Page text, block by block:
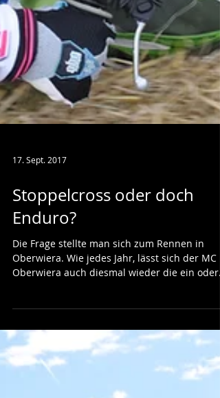
17. Sept. 2017
Stoppelcross oder doch
Enduro?
Die Frage stellte man sich zum Rennen in
Oberwiera auch diesmal wieder die ein oder